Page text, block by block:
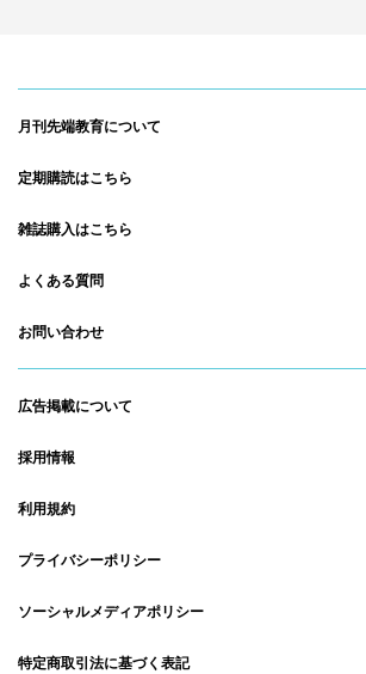
月刊先端教育について
定期購読はこちら
雑誌購入はこちら
よくある質問
お問い合わせ
広告掲載について
採用情報
利用規約
プライバシーポリシー
ソーシャルメディアポリシー
特定商取引法に基づく表記